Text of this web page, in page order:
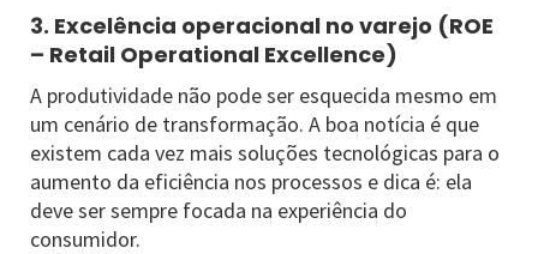
3. Excelência operacional no varejo (ROE
– Retail Operational Excellence)
A produtividade não pode ser esquecida mesmo em
um cenário de transformação. A boa notícia é que
existem cada vez mais soluções tecnológicas para o
aumento da eficiência nos processos e dica é: ela
deve ser sempre focada na experiência do
consumidor.